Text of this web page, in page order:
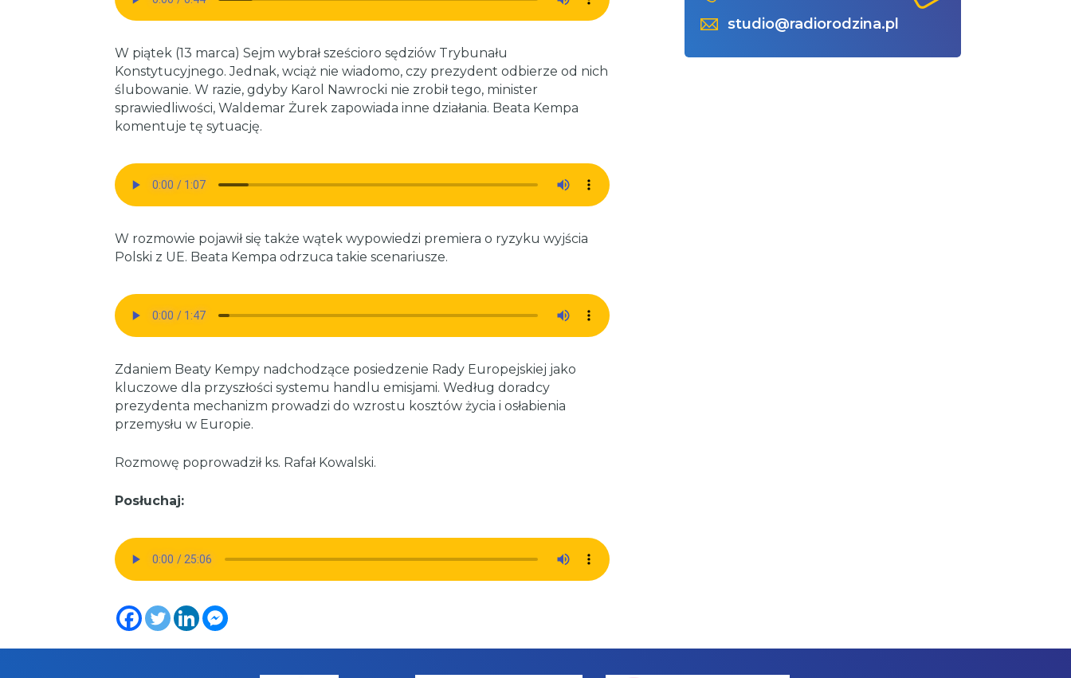
W piątek (13 marca) Sejm wybrał sześcioro sędziów Trybunału
Konstytucyjnego. Jednak, wciąż nie wiadomo, czy prezydent odbierze od nich
ślubowanie. W razie, gdyby Karol Nawrocki nie zrobił tego, minister
sprawiedliwości, Waldemar Żurek zapowiada inne działania. Beata Kempa
komentuje tę sytuację.
W rozmowie pojawił się także wątek wypowiedzi premiera o ryzyku wyjścia
Polski z UE. Beata Kempa odrzuca takie scenariusze.
Zdaniem Beaty Kempy nadchodzące posiedzenie Rady Europejskiej jako
kluczowe dla przyszłości systemu handlu emisjami. Według doradcy
prezydenta mechanizm prowadzi do wzrostu kosztów życia i osłabienia
przemysłu w Europie.
Rozmowę poprowadził ks. Rafał Kowalski.
Posłuchaj:
studio@radiorodzina.pl